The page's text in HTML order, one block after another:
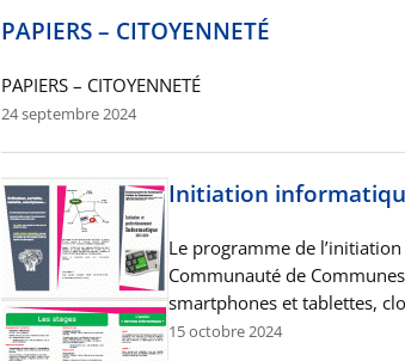
PAPIERS – CITOYENNETÉ
PAPIERS – CITOYENNETÉ
24 septembre 2024
Initiation
Le programme de
Communauté de
smartphones et tablettes,
15 octobre 2024